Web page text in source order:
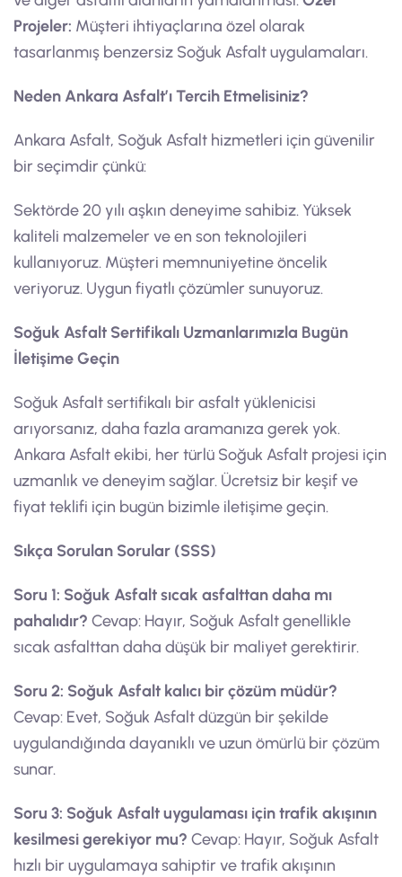
Projeler: Müşteri ihtiyaçlarına özel olarak
tasarlanmış benzersiz Soğuk Asfalt uygulamaları.
Neden Ankara Asfalt’ı Tercih Etmelisiniz?
Ankara Asfalt, Soğuk Asfalt hizmetleri için güvenilir
bir seçimdir çünkü:
Sektörde 20 yılı aşkın deneyime sahibiz. Yüksek
kaliteli malzemeler ve en son teknolojileri
kullanıyoruz. Müşteri memnuniyetine öncelik
veriyoruz. Uygun fiyatlı çözümler sunuyoruz.
Soğuk Asfalt Sertifikalı Uzmanlarımızla Bugün
İletişime Geçin
Soğuk Asfalt sertifikalı bir asfalt yüklenicisi
arıyorsanız, daha fazla aramanıza gerek yok.
Ankara Asfalt ekibi, her türlü Soğuk Asfalt projesi için
uzmanlık ve deneyim sağlar. Ücretsiz bir keşif ve
fiyat teklifi için bugün bizimle iletişime geçin.
Sıkça Sorulan Sorular (SSS)
Soru 1: Soğuk Asfalt sıcak asfalttan daha mı
pahalıdır? Cevap: Hayır, Soğuk Asfalt genellikle
sıcak asfalttan daha düşük bir maliyet gerektirir.
Soru 2: Soğuk Asfalt kalıcı bir çözüm müdür?
Cevap: Evet, Soğuk Asfalt düzgün bir şekilde
uygulandığında dayanıklı ve uzun ömürlü bir çözüm
sunar.
Soru 3: Soğuk Asfalt uygulaması için trafik akışının
kesilmesi gerekiyor mu? Cevap: Hayır, Soğuk Asfalt
hızlı bir uygulamaya sahiptir ve trafik akışının